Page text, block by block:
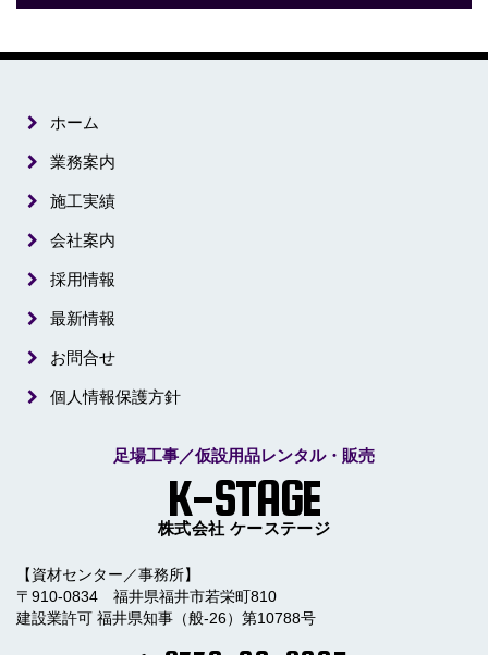
ホーム
業務案内
施工実績
会社案内
採用情報
最新情報
お問合せ
個人情報保護方針
足場工事／仮設用品レンタル・販売
K-STAGE
株式会社 ケーステージ
【資材センター／事務所】
〒910-0834 福井県福井市若栄町810
建設業許可 福井県知事（般-26）第10788号